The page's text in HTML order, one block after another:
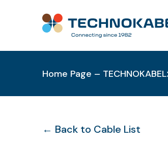
Home Page – TECHNOKABEL
← Back to Cable List